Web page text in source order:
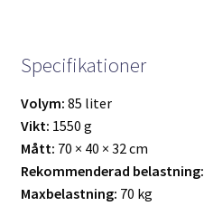
Specifikationer
Volym: 85 liter
Vikt: 1550 g
Mått: 70 × 40 × 32 cm
Rekommenderad belastning:
Maxbelastning: 70 kg